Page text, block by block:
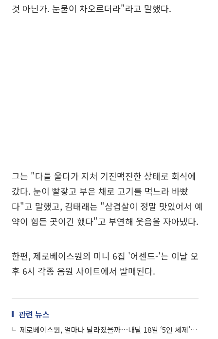
것 아닌가. 눈물이 차오르더라"라고 말했다.
그는 "다들 울다가 지쳐 기진맥진한 상태로 회식에
갔다. 눈이 빨갛고 부은 채로 고기를 먹느라 바빴
다"고 말했고, 김태래는 "삼겹살이 정말 맛있어서 예
약이 힘든 곳이긴 했다"고 부연해 웃음을 자아냈다.
한편, 제로베이스원의 미니 6집 '어센드-'는 이날 오
후 6시 각종 음원 사이트에서 발매된다.
관련 뉴스
제로베이스원, 얼마나 달라졌을까⋯내달 18일 ‘5인 체제’ 첫 컴백